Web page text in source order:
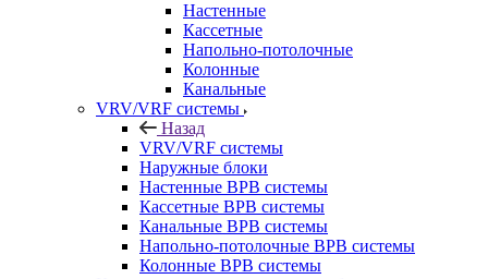
Настенные
Кассетные
Напольно-потолочные
Колонные
Канальные
VRV/VRF системы
Назад
VRV/VRF системы
Наружные блоки
Настенные ВРВ системы
Кассетные ВРВ системы
Канальные ВРВ системы
Напольно-потолочные ВРВ системы
Колонные ВРВ системы